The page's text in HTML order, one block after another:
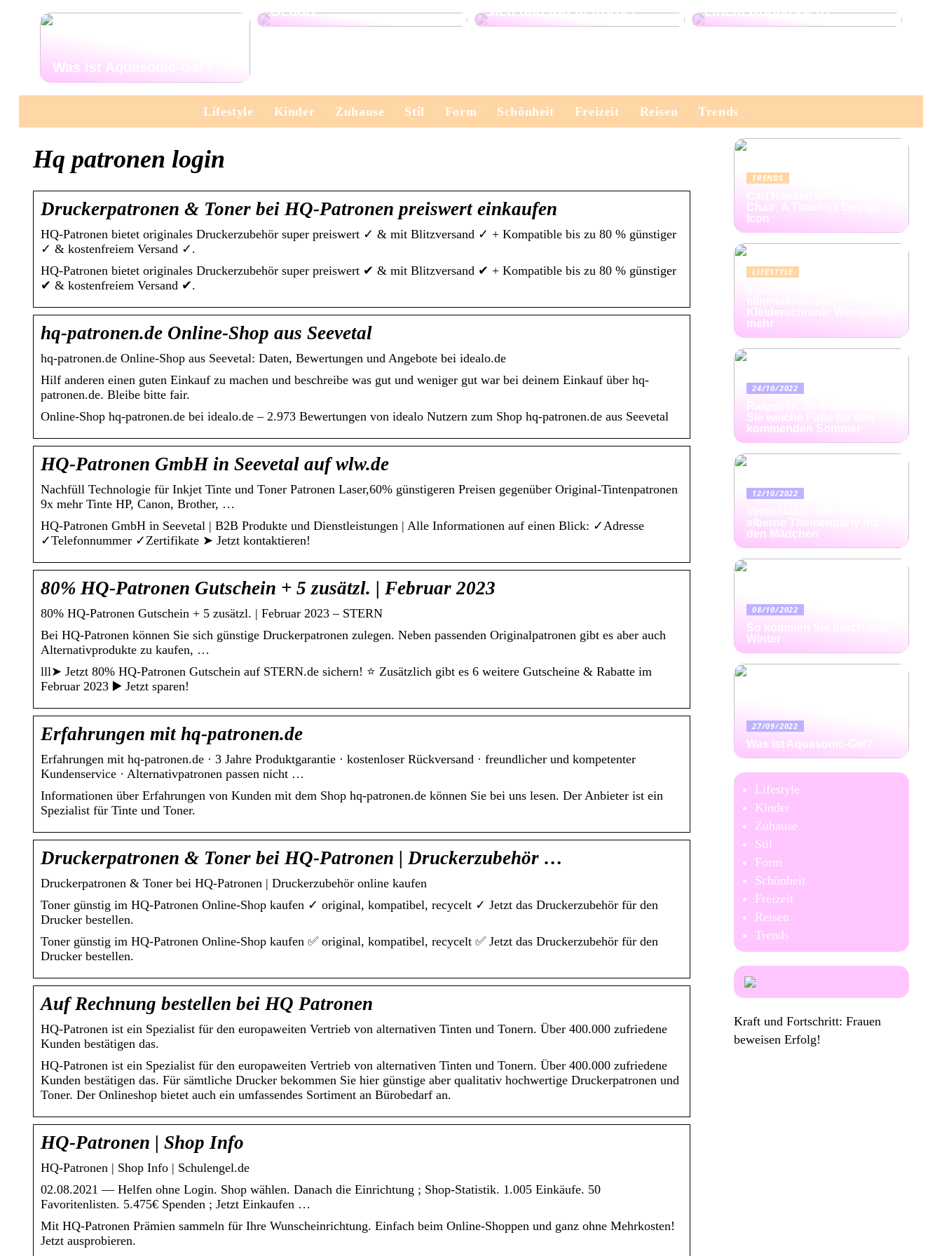
Was ist Aquasonic-Gel?
Geburt
sich und Ihrem Körper
einem Kopfkissen?
Lifestyle Kinder Zuhause Stil Form Schönheit Freizeit Reisen Trends
Hq patronen login
Druckerpatronen & Toner bei HQ-Patronen preiswert einkaufen
HQ-Patronen bietet originales Druckerzubehör super preiswert ✓ & mit Blitzversand ✓ + Kompatible bis zu 80 % günstiger
✓ & kostenfreiem Versand ✓.
HQ-Patronen bietet originales Druckerzubehör super preiswert ✔ & mit Blitzversand ✔ + Kompatible bis zu 80 % günstiger
✔ & kostenfreiem Versand ✔.
hq-patronen.de Online-Shop aus Seevetal
hq-patronen.de Online-Shop aus Seevetal: Daten, Bewertungen und Angebote bei idealo.de
Hilf anderen einen guten Einkauf zu machen und beschreibe was gut und weniger gut war bei deinem Einkauf über hq-
patronen.de. Bleibe bitte fair.
Online-Shop hq-patronen.de bei idealo.de – 2.973 Bewertungen von idealo Nutzern zum Shop hq-patronen.de aus Seevetal
HQ-Patronen GmbH in Seevetal auf wlw.de
Nachfüll Technologie für Inkjet Tinte und Toner Patronen Laser,60% günstigeren Preisen gegenüber Original-Tintenpatronen
9x mehr Tinte HP, Canon, Brother, …
HQ-Patronen GmbH in Seevetal | B2B Produkte und Dienstleistungen | Alle Informationen auf einen Blick: ✓Adresse
✓Telefonnummer ✓Zertifikate ➤ Jetzt kontaktieren!
80% HQ-Patronen Gutschein + 5 zusätzl. | Februar 2023
80% HQ-Patronen Gutschein + 5 zusätzl. | Februar 2023 – STERN
Bei HQ-Patronen können Sie sich günstige Druckerpatronen zulegen. Neben passenden Originalpatronen gibt es aber auch
Alternativprodukte zu kaufen, …
lll➤ Jetzt 80% HQ-Patronen Gutschein auf STERN.de sichern! ⭐️ Zusätzlich gibt es 6 weitere Gutscheine & Rabatte im
Februar 2023 ▶️ Jetzt sparen!
Erfahrungen mit hq-patronen.de
Erfahrungen mit hq-patronen.de · 3 Jahre Produktgarantie · kostenloser Rückversand · freundlicher und kompetenter
Kundenservice · Alternativpatronen passen nicht …
Informationen über Erfahrungen von Kunden mit dem Shop hq-patronen.de können Sie bei uns lesen. Der Anbieter ist ein
Spezialist für Tinte und Toner.
Druckerpatronen & Toner bei HQ-Patronen | Druckerzubehör …
Druckerpatronen & Toner bei HQ-Patronen | Druckerzubehör online kaufen
Toner günstig im HQ-Patronen Online-Shop kaufen ✓ original, kompatibel, recycelt ✓ Jetzt das Druckerzubehör für den
Drucker bestellen.
Toner günstig im HQ-Patronen Online-Shop kaufen ✅ original, kompatibel, recycelt ✅ Jetzt das Druckerzubehör für den
Drucker bestellen.
Auf Rechnung bestellen bei HQ Patronen
HQ-Patronen ist ein Spezialist für den europaweiten Vertrieb von alternativen Tinten und Tonern. Über 400.000 zufriedene
Kunden bestätigen das.
HQ-Patronen ist ein Spezialist für den europaweiten Vertrieb von alternativen Tinten und Tonern. Über 400.000 zufriedene
Kunden bestätigen das. Für sämtliche Drucker bekommen Sie hier günstige aber qualitativ hochwertige Druckerpatronen und
Toner. Der Onlineshop bietet auch ein umfassendes Sortiment an Bürobedarf an.
HQ-Patronen | Shop Info
HQ-Patronen | Shop Info | Schulengel.de
02.08.2021 — Helfen ohne Login. Shop wählen. Danach die Einrichtung ; Shop-Statistik. 1.005 Einkäufe. 50
Favoritenlisten. 5.475€ Spenden ; Jetzt Einkaufen …
Mit HQ-Patronen Prämien sammeln für Ihre Wunscheinrichtung. Einfach beim Online-Shoppen und ganz ohne Mehrkosten!
Jetzt ausprobieren.
TRENDS
Chair: A Timeless Design
Icon
LIFESTYLE
minimalistischen
Kleiderschrank: Weniger ist
mehr
24/10/2022
Sie weiche Füße für den
kommenden Sommer
12/10/2022
Veranstalten Sie eine
alberne Themenparty mit
den Mädchen
08/10/2022
So kommen Sie durch den
Winter
27/09/2022
Was ist Aquasonic-Gel?
Lifestyle
Kinder
Zuhause
Stil
Form
Schönheit
Freizeit
Reisen
Trends
Kraft und Fortschritt: Frauen
beweisen Erfolg!